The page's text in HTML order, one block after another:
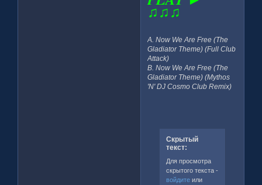
♫♫♫
A. Now We Are Free (The
Gladiator Theme) (Full Club
Attack)
B. Now We Are Free (The
Gladiator Theme) (Mythos
'N' DJ Cosmo Club Remix)
Скрытый
текст:
Для просмотра
скрытого текста -
войдитеили